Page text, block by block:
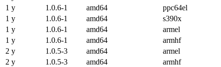
1 y
1.0.6-1 amd64
ppc64el
1 y
1.0.6-1 amd64
s390x
1 y
1.0.6-1 amd64
armel
1 y
1.0.6-1 amd64
armhf
2 y
1.0.5-3 amd64
armel
2 y
1.0.5-3 amd64
armhf